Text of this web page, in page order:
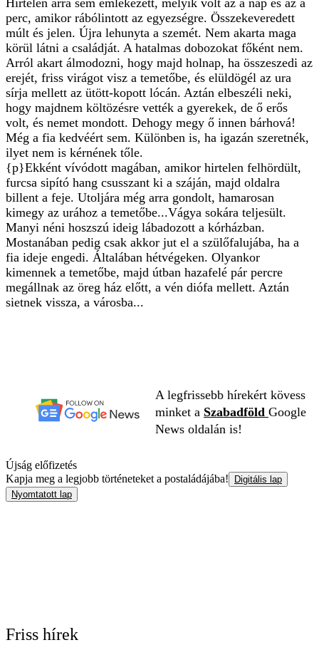
perc, amikor rábólintott az egyezségre. Összekeveredett
múlt és jelen. Újra lehunyta a szemét. Nem akarta maga
körül látni a családját. A hatalmas dobozokat főként nem.
Arról akart álmodozni, hogy majd holnap, ha összeszedi az
erejét, friss virágot visz a temetőbe, és elüldögél az ura
sírja mellett az ütött-kopott lócán. Aztán elbeszéli neki,
hogy majdnem költözésre vették a gyerekek, de ő erős
volt, és nemet mondott. Dehogy megy ő innen bárhová!
Még a fia kedvéért sem. Különben is, ha igazán szeretnék,
ilyet nem is kérnének tőle.
{p}Ekként vívódott magában, amikor hirtelen felhördült,
furcsa sipító hang csusszant ki a száján, majd oldalra
billent a feje. Utoljára még arra gondolt, hamarosan
kimegy az urához a temetőbe...Vágya sokára teljesült.
Manyi néni hoszszú ideig lábadozott a kórházban.
Mostanában pedig csak akkor jut el a szülőfalujába, ha a
fia ideje engedi. Általában hétvégeken. Olyankor
kimennek a temetőbe, majd útban hazafelé pár percre
megállnak az öreg ház előtt, a vén diófa mellett. Aztán
sietnek vissza, a városba...
A legfrissebb hírekért kövess
minket a Szabadföld Google
News oldalán is!
Újság előfizetés
Kapja meg a legjobb történeteket a postaládájába!
Digitális lap
Nyomtatott lap
Friss hírek